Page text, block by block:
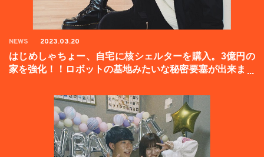
NEWS 2023.03.20
はじめしゃちょー、自宅に核シェルターを購入。3億円の
家を強化！！ロボットの基地みたいな秘密要塞が出来まし